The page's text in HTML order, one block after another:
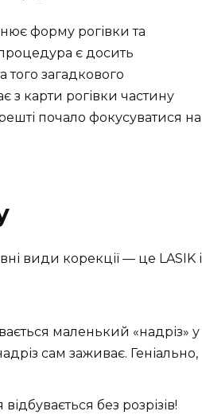
форму рогівки та
є досить
того загадкового
з карти рогівки частину
почало фокусуватися на
види корекції — це LASIK і
маленький «надріз» у
сам заживає. Геніально,
без розрізів!